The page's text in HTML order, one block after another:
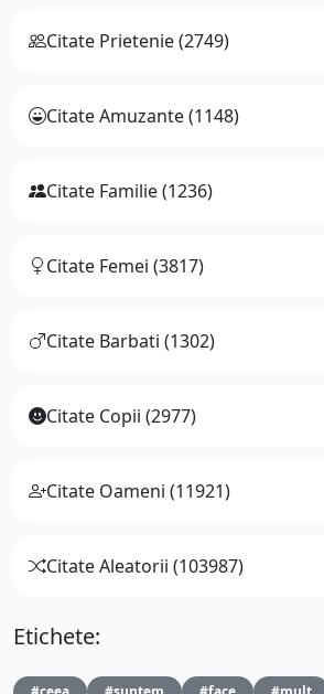
Citate Prietenie (2749)
Citate Amuzante (1148)
Citate Familie (1236)
Citate Femei (3817)
Citate Barbati (1302)
Citate Copii (2977)
Citate Oameni (11921)
Citate Aleatorii (103987)
Etichete: